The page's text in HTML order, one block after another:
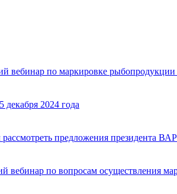
вебинар по маркировке
2024 года
предложения президента
вебинар по вопросам осуществления